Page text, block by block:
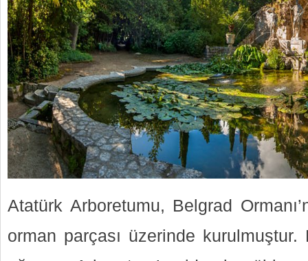
Atatürk Arboretumu, Belgrad
orman parçası üzerinde kurulmuştur.